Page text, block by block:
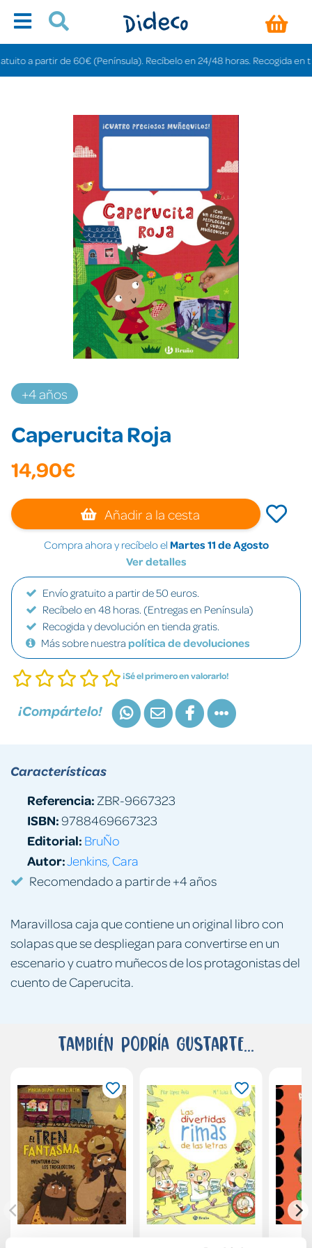
a partir de 60€ (Península). Recíbelo en 24/48 horas. Recogida en
+4 años
Caperucita Roja
14,90€
Añadir a la cesta
Compra ahora y recíbelo el Martes 11 de Agosto
Ver detalles
Envío gratuito a partir de 50 euros.
Recíbelo en 48 horas. (Entregas en Península)
Recogida y devolución en tienda gratis.
Más sobre nuestra política de devoluciones
¡Sé el primero en valorarlo!
¡Compártelo!
Maravillosa caja que contiene un original libro con
solapas que se despliegan para convertirse en un
escenario y cuatro muñecos de los protagonistas del
cuento de Caperucita.
Características
Referencia: ZBR-9667323
ISBN:9788469667323
Editorial: BruÑo
Autor:Jenkins, Cara
Recomendado a partir de +4 años
También podría gustarte...